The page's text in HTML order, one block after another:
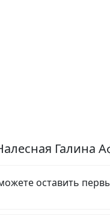
Галина
оставить